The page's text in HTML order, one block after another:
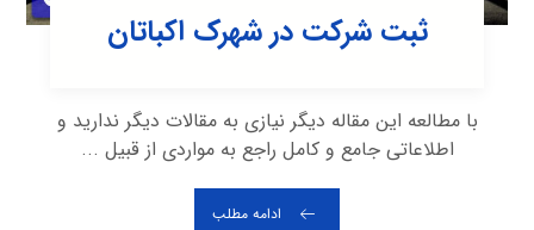
ثبت شرکت در شهرک اکباتان
با مطالعه این مقاله دیگر نیازی به مقالات دیگر ندارید و
اطلاعاتی جامع و کامل راجع به مواردی از قبیل ...
ادامه مطلب